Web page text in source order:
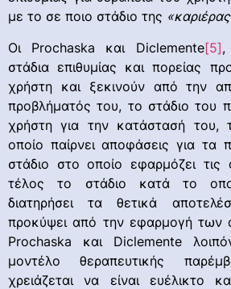
με το σε ποιο στάδιο της
Οι Prochaska και Diclemente[5],
στάδια επιθυμίας και πορείας
χρήστη και ξεκινούν από την
προβλήματός του, το στάδιο του
χρήστη για την κατάστασή του,
οποίο παίρνει αποφάσεις για τα
στάδιο στο οποίο εφαρμόζει τις
τέλος το στάδιο κατά το
διατηρήσει τα θετικά
προκύψει από την εφαρμογή των
Prochaska και Diclemente
μοντέλο θεραπευτικής
χρειάζεται να είναι ευέλικτο